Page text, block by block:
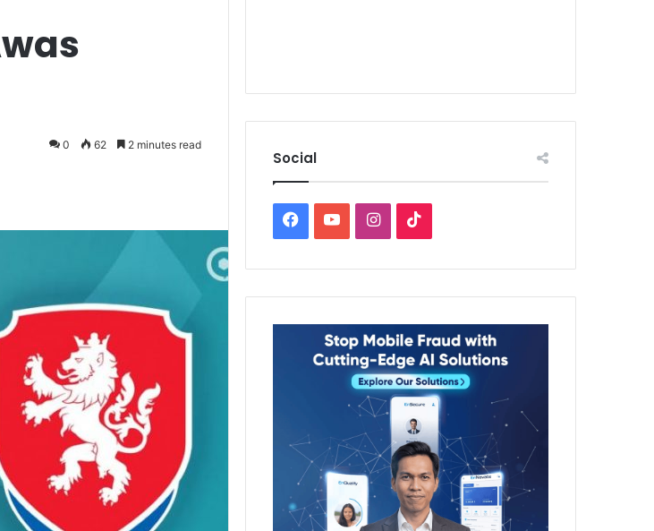
0 62 2 minutes read
Social
Facebook
YouTubeInstagram